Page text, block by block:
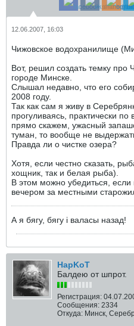
12.06.2007, 16:03
Чижовское водохранилище
Вот, решил создать темку
городе Минске.
Слышал недавно, что его
2008 году.
Так как сам я живу в
прогуливаясь, практически по
прямо скажем, ужасный
туман, то вообще не
Правда ли о чистке озера?
Хотя, если честно сказать,
хощник, так и белая рыба).
В этом можно убедиться,
вечером за местными
А я бягу, бягу i валасы назад!
HapKoT
Балдею от шпрот.
Регистрация:
Сообщения: 2334
Откуда: Минск,